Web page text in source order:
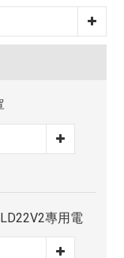
專用電